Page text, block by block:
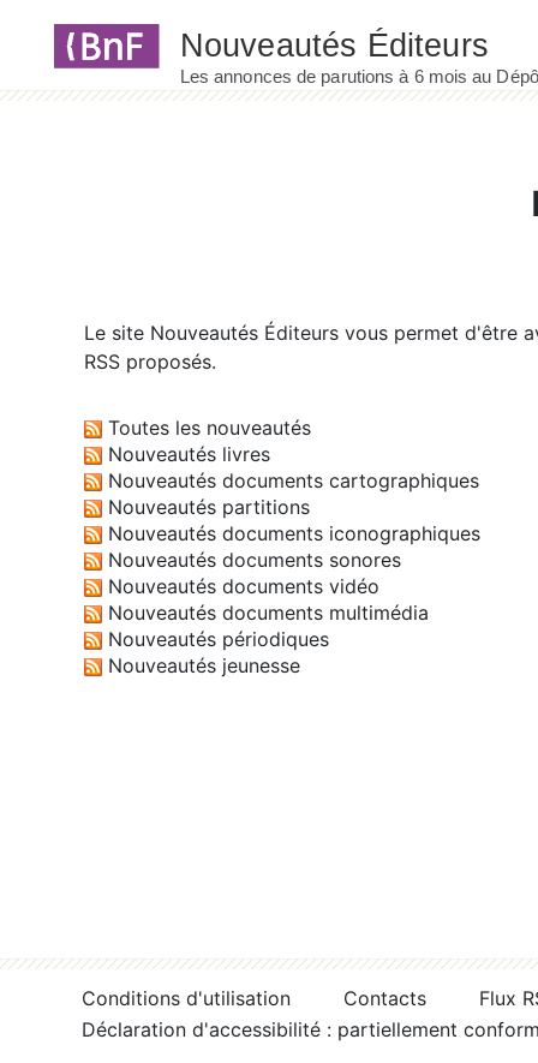
Le site Nouveautés Éditeurs vous permet d'être
RSS proposés.
Toutes les nouveautés
Nouveautés livres
Nouveautés documents cartographiques
Nouveautés partitions
Nouveautés documents iconographiques
Nouveautés documents sonores
Nouveautés documents vidéo
Nouveautés documents multimédia
Nouveautés périodiques
Nouveautés jeunesse
Conditions d'utilisation Contacts
Flux
Déclaration d'accessibilité : partiellement